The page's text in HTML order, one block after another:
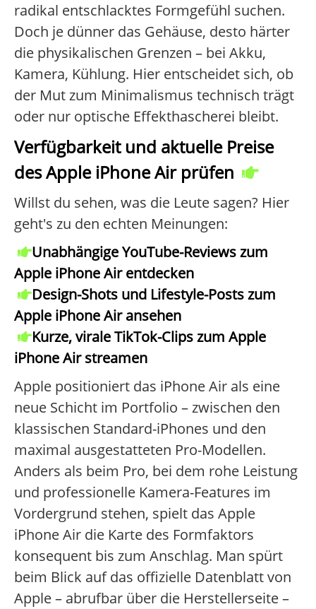
radikal entschlacktes Formgefühl suchen.
Doch je dünner das Gehäuse, desto härter
die physikalischen Grenzen – bei Akku,
Kamera, Kühlung. Hier entscheidet sich, ob
der Mut zum Minimalismus technisch trägt
oder nur optische Effekthascherei bleibt.
Verfügbarkeit und aktuelle Preise
des Apple iPhone Air prüfen
Willst du sehen, was die Leute sagen? Hier
geht's zu den echten Meinungen:
Unabhängige YouTube-Reviews zum
Apple iPhone Air entdecken
Design-Shots und Lifestyle-Posts zum
Apple iPhone Air ansehen
Kurze, virale TikTok-Clips zum Apple
iPhone Air streamen
Apple positioniert das iPhone Air als eine
neue Schicht im Portfolio – zwischen den
klassischen Standard-iPhones und den
maximal ausgestatteten Pro-Modellen.
Anders als beim Pro, bei dem rohe Leistung
und professionelle Kamera-Features im
Vordergrund stehen, spielt das Apple
iPhone Air die Karte des Formfaktors
konsequent bis zum Anschlag. Man spürt
beim Blick auf das offizielle Datenblatt von
Apple – abrufbar über die Herstellerseite –